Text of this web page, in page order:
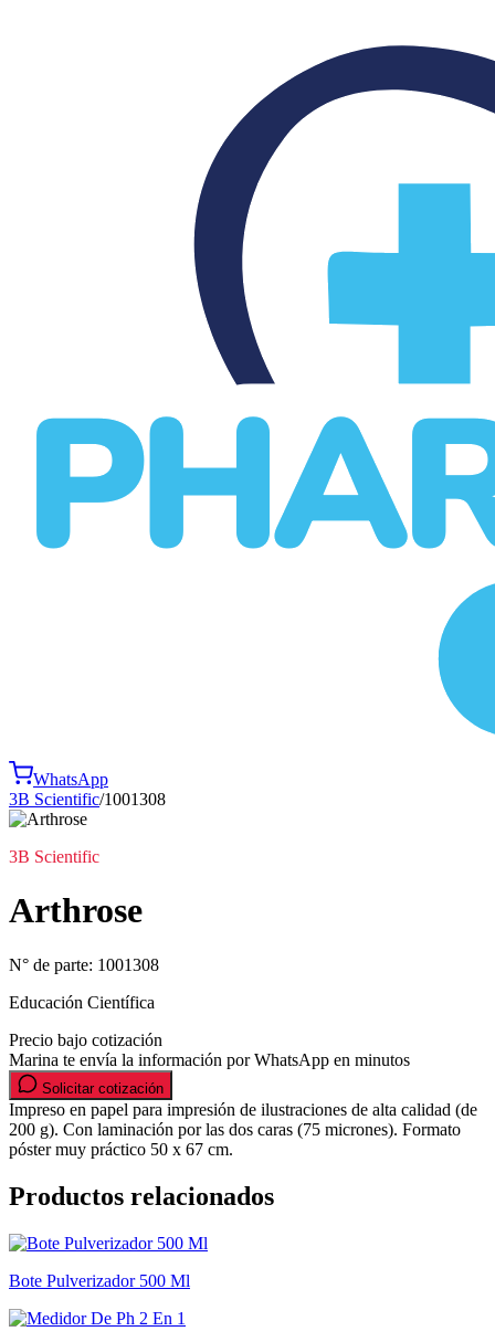
WhatsApp
3B Scientific/1001308
3B Scientific
Arthrose
N° de parte: 1001308
Educación Científica
Precio bajo cotización
Marina te envía la información por WhatsApp en minutos
Solicitar cotización
Impreso en papel para impresión de ilustraciones de alta calidad (de
200 g). Con laminación por las dos caras (75 micrones). Formato
póster muy práctico 50 x 67 cm.
Productos relacionados
Bote Pulverizador 500 Ml